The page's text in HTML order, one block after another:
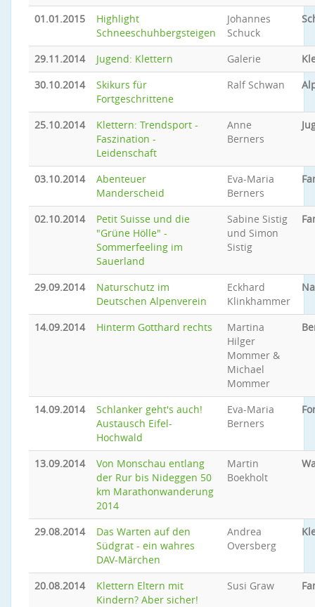
01.01.2015
Highlight
Schneeschuhbergsteigen
Johannes
Schuck
29.11.2014 Jugend: Klettern Galerie
30.10.2014
Skikurs für
Fortgeschrittene
Ralf Schwan
25.10.2014
Klettern: Trendsport -
Faszination -
Leidenschaft
Anne
Berners
03.10.2014
Abenteuer
Manderscheid
Eva-Maria
Berners
02.10.2014
Petit Suisse und die
"Grüne Hölle" -
Sommerfeeling im
Sauerland
Sabine Sistig
und Simon
Sistig
29.09.2014
Naturschutz im
Deutschen Alpenverein
Eckhard
Klinkhammer
14.09.2014 Hinterm Gotthard rechts
Martina
Hilger
Mommer &
Michael
Mommer
14.09.2014
Schlanker geht's auch!
Austausch Eifel-
Hochwald
Eva-Maria
Berners
13.09.2014
Von Monschau entlang
der Rur bis Nideggen 50
km Marathonwanderung
2014
Martin
Boekholt
29.08.2014
Das Warten auf den
Südgrat - ein wahres
DAV-Märchen
Andrea
Oversberg
20.08.2014
Klettern Eltern mit
Kindern? Aber sicher!
Susi Graw